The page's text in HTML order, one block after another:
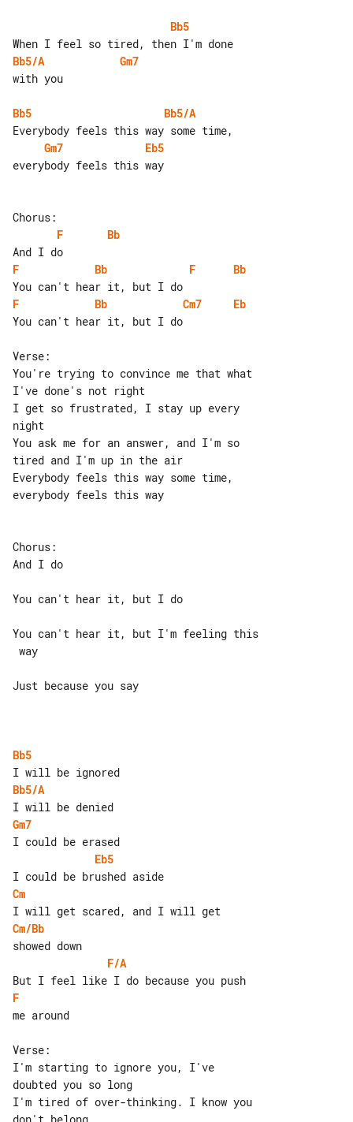
Bb5
Bb5/A
Gm7
with you
Bb5
Bb5/A
Gm7
Eb5
everybody feels this way
F
Bb
F
Bb F
Bb
F
Bb Cm7
Eb
You can't hear it, but I do
Verse:
You're trying to convince me that what
I've done's not right
I get so frustrated, I stay up every
night
You ask me for an answer, and I'm so
tired and I'm up in the air
Everybody feels this way some time,
everybody feels this way
Chorus:
And I do
You can't hear it, but I do
You can't hear it, but I'm feeling this
Just because you say
Bb5
Bb5/A
Gm7
Eb5
Cm
Cm/Bb
F/A
F
me around
Verse:
I'm starting to ignore you, I've
doubted you so long
I'm tired of over-thinking. I know you